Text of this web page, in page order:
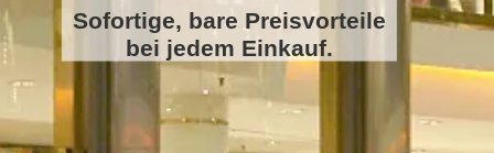
Sofortige, bare Preisvorteile
bei jedem Einkauf.